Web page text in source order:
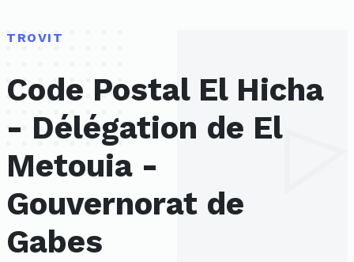
TROVIT
Code Postal El Hicha
- Délégation de El
Metouia -
Gouvernorat de
Gabes